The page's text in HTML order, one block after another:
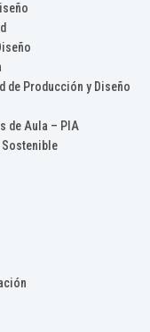
de Producción y Diseño
de Aula – PIA